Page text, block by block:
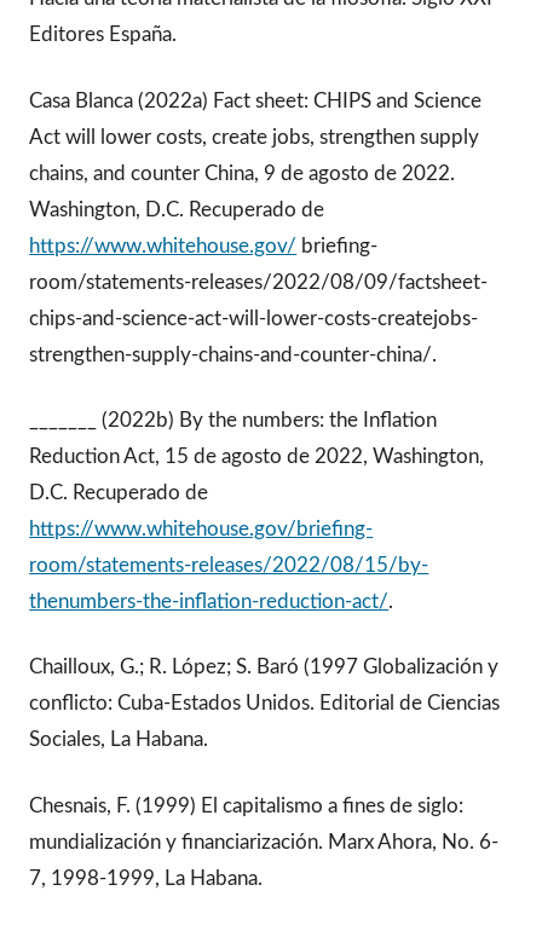
Editores España.
Casa Blanca (2022a) Fact sheet: CHIPS and Science
Act will lower costs, create jobs, strengthen supply
chains, and counter China, 9 de agosto de 2022.
Washington, D.C. Recuperado de
https://www.whitehouse.gov/ briefing-
room/statements-releases/2022/08/09/factsheet-
chips-and-science-act-will-lower-costs-createjobs-
strengthen-supply-chains-and-counter-china/.
_______ (2022b) By the numbers: the Inflation
Reduction Act, 15 de agosto de 2022, Washington,
D.C. Recuperado de
https://www.whitehouse.gov/briefing-
room/statements-releases/2022/08/15/by-
thenumbers-the-inflation-reduction-act/.
Chailloux, G.; R. López; S. Baró (1997 Globalización y
conflicto: Cuba-Estados Unidos. Editorial de Ciencias
Sociales, La Habana.
Chesnais, F. (1999) El capitalismo a fines de siglo:
mundialización y financiarización. Marx Ahora, No. 6-
7, 1998-1999, La Habana.